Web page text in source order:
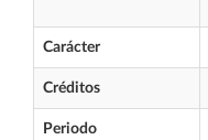
Carácter
Créditos
Periodo